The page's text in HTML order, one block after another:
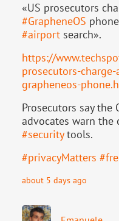
«US prosecutors
#GrapheneOS
#airport search».
https://www.
prosecutors-
grapheneos-
Prosecutors say the
advocates warn the
#securitytools.
#privacyMatters #
about 5 days ago